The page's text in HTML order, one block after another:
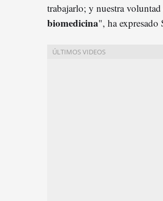
trabajarlo; y nuestra
biomedicina", ha expresado